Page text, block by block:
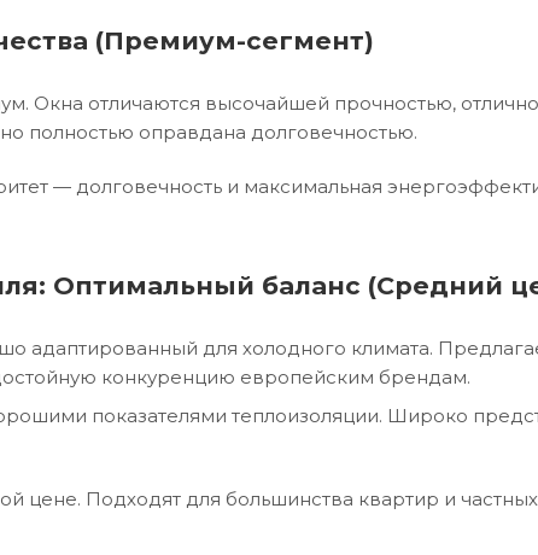
(Премиум-сегмент)
Окна отличаются высочайшей прочностью,
полностью оправдана долговечностью.
— долговечность и максимальная
Оптимальный баланс (Средний
адаптированный для холодного климата.
конкуренцию европейским брендам.
показателями теплоизоляции. Широко
цене. Подходят для большинства квартир и